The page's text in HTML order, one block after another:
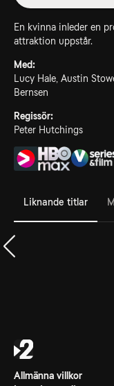
En kvinna inleder en
attraktion uppstår.
Med:
Lucy Hale, Austin
Bernsen
Regissör:
Peter Hutchings
Liknande titlar
Allmänna villkor